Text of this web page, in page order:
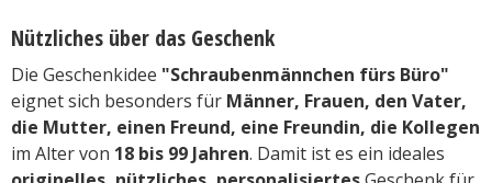
Nützliches über das Geschenk
Die Geschenkidee "Schraubenmännchen fürs Büro"
eignet sich besonders für Männer, Frauen, den Vater,
die Mutter, einen Freund, eine Freundin, die Kollegen
im Alter von 18 bis 99 Jahren. Damit ist es ein ideales